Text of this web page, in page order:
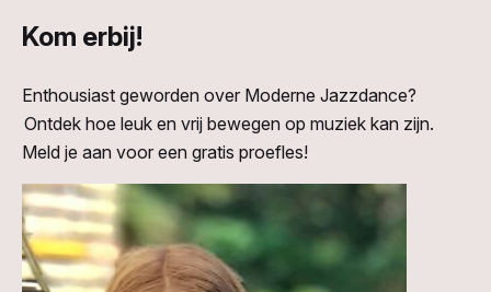
Kom erbij!
Enthousiast geworden over Moderne Jazzdance?
Ontdek hoe leuk en vrij bewegen op muziek kan zijn.
Meld je aan voor een gratis proefles!